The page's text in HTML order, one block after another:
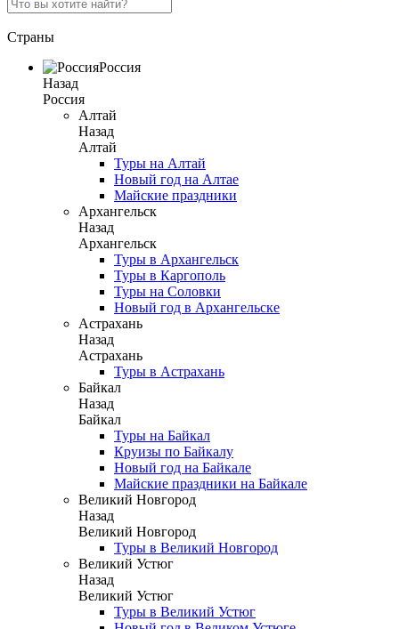
Страны
Россия
Назад
Россия
Алтай
Назад
Алтай
Туры на Алтай
Новый год на Алтае
Майские праздники
Архангельск
Назад
Архангельск
Туры в Архангельск
Туры в Каргополь
Туры на Соловки
Новый год в Архангельске
Астрахань
Назад
Астрахань
Туры в Астрахань
Байкал
Назад
Байкал
Туры на Байкал
Круизы по Байкалу
Новый год на Байкале
Майские праздники на Байкале
Великий Новгород
Назад
Великий Новгород
Туры в Великий Новгород
Великий Устюг
Назад
Великий Устюг
Туры в Великий Устюг